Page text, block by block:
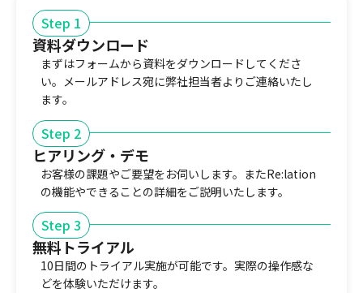
Step 1
資料ダウンロード​
まずはフォームから資料をダウンロードしてくださ
い。メールアドレス宛に弊社担当者よりご連絡いたし
ます。
Step 2
ヒアリング・デモ
お客様の課題やご要望をお伺いします。またRe:lation
の機能やできることの詳細をご説明いたします。
Step 3
無料トライアル
10日間のトライアル実施が可能です。実際の操作感な
どを体験いただけます。